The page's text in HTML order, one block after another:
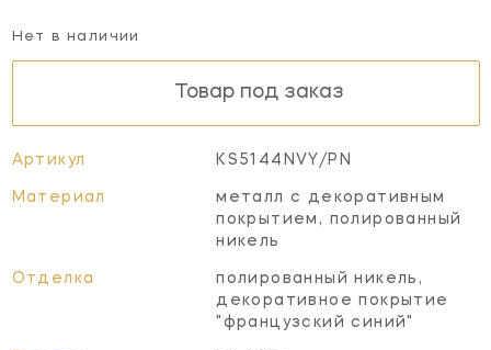
Нет в наличии
Товар под заказ
Артикул KS5144NVY/PN
Материал
металл с декоративным
покрытием, полированный
никель
Отделка
полированный никель,
декоративное покрытие
"французский синий"